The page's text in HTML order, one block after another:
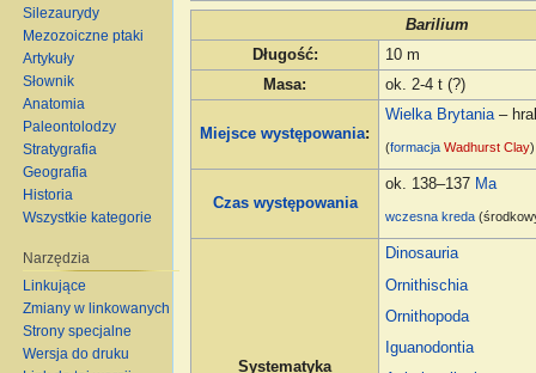
Barilium
Długość:
10 m
Masa: ok. 2-4 t (?)
Miejsce występowania:
Wielka Brytania–
(formacja Wadhurst Clay)
Czas występowania
ok. 138–137 Ma
wczesna kreda
Systematyka
Dinosauria
Ornithischia
Ornithopoda
Iguanodontia
Silezaurydy
Mezozoiczne ptaki
Artykuły
Słownik
Anatomia
Paleontolodzy
Stratygrafia
Geografia
Historia
Wszystkie kategorie
Narzędzia
Linkujące
Zmiany w linkowanych
Strony specjalne
Wersja do druku